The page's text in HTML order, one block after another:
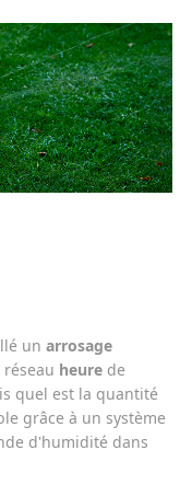
un arrosage
heurede
quel est la quantité
grâce à un système
d'humidité dans